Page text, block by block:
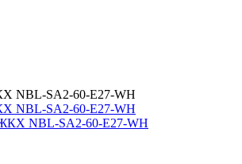
NBL-SA2-60-E27-WH
NBL-SA2-60-E27-WH